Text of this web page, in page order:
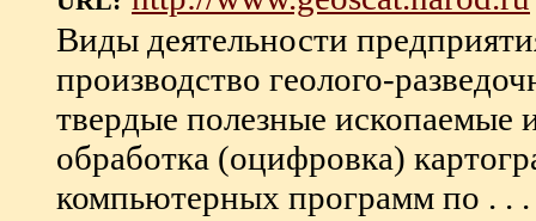
Виды деятельности
производство геолого-
твердые полезные
обработка (оцифровка)
компьютерных программ по . . .